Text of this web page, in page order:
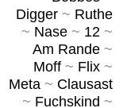
Digger~ Ruthe
~ Nase~ 12~
Am Rande~
Moff~ Flix~
Meta~ Clausast
~ Fuchskind ~